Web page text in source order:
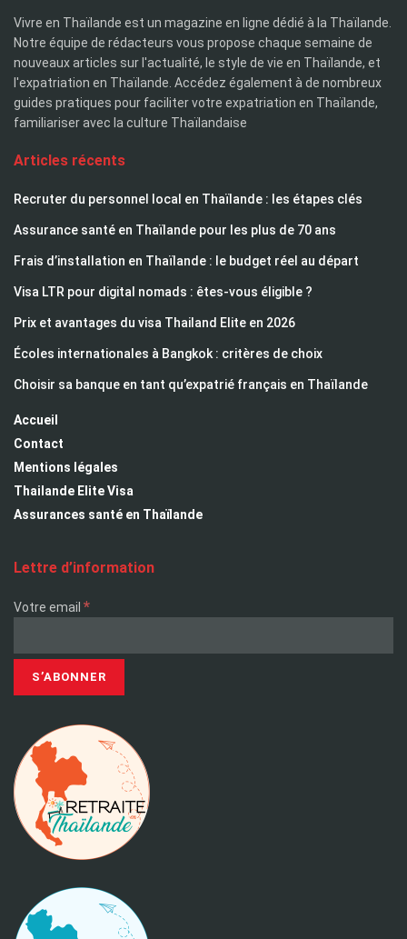
Vivre en Thaïlande est un magazine en ligne dédié à la Thaïlande.
Notre équipe de rédacteurs vous propose chaque semaine de
nouveaux articles sur l'actualité, le style de vie en Thaïlande, et
l'expatriation en Thaïlande. Accédez également à de nombreux
guides pratiques pour faciliter votre expatriation en Thaïlande,
familiariser avec la culture Thaïlandaise
Articles récents
Recruter du personnel local en Thaïlande : les étapes clés
Assurance santé en Thaïlande pour les plus de 70 ans
Frais d’installation en Thaïlande : le budget réel au départ
Visa LTR pour digital nomads : êtes-vous éligible ?
Prix et avantages du visa Thailand Elite en 2026
Écoles internationales à Bangkok : critères de choix
Choisir sa banque en tant qu’expatrié français en Thaïlande
Accueil
Contact
Mentions légales
Thailande Elite Visa
Assurances santé en Thaïlande
Lettre d’information
Votre email *